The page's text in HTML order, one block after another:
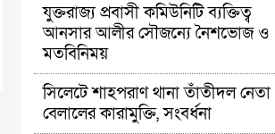
যুক্তরাজ্য প্রবাসী কমিউনিটি ব্যক্তিত্ব
আনসার আলীর সৌজন্যে নৈশভোজ ও
মতবিনিময়
সিলেটে শাহপরাণ থানা তাঁতীদল নেতা
বেলালের কারামুক্তি, সংবর্ধনা